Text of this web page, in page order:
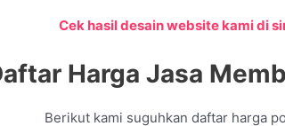
Cek hasil desain website kami di
Harga Jasa
Berikut kami suguhkan daftar harga